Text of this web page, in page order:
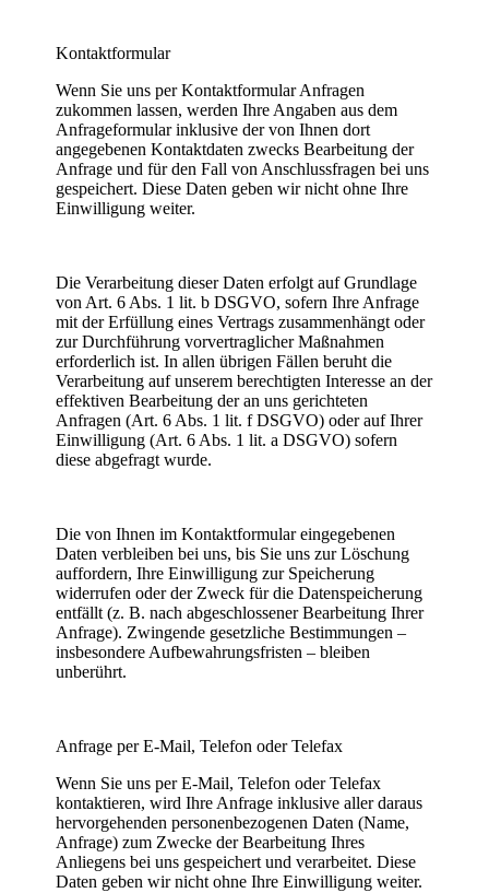
Kontaktformular
Wenn Sie uns per Kontaktformular Anfragen
zukommen lassen, werden Ihre Angaben aus dem
Anfrageformular inklusive der von Ihnen dort
angegebenen Kontaktdaten zwecks Bearbeitung der
Anfrage und für den Fall von Anschlussfragen bei uns
gespeichert. Diese Daten geben wir nicht ohne Ihre
Einwilligung weiter.
Die Verarbeitung dieser Daten erfolgt auf Grundlage
von Art. 6 Abs. 1 lit. b DSGVO, sofern Ihre Anfrage
mit der Erfüllung eines Vertrags zusammenhängt oder
zur Durchführung vorvertraglicher Maßnahmen
erforderlich ist. In allen übrigen Fällen beruht die
Verarbeitung auf unserem berechtigten Interesse an der
effektiven Bearbeitung der an uns gerichteten
Anfragen (Art. 6 Abs. 1 lit. f DSGVO) oder auf Ihrer
Einwilligung (Art. 6 Abs. 1 lit. a DSGVO) sofern
diese abgefragt wurde.
Die von Ihnen im Kontaktformular eingegebenen
Daten verbleiben bei uns, bis Sie uns zur Löschung
auffordern, Ihre Einwilligung zur Speicherung
widerrufen oder der Zweck für die Datenspeicherung
entfällt (z. B. nach abgeschlossener Bearbeitung Ihrer
Anfrage). Zwingende gesetzliche Bestimmungen –
insbesondere Aufbewahrungsfristen – bleiben
unberührt.
Anfrage per E-Mail, Telefon oder Telefax
Wenn Sie uns per E-Mail, Telefon oder Telefax
kontaktieren, wird Ihre Anfrage inklusive aller daraus
hervorgehenden personenbezogenen Daten (Name,
Anfrage) zum Zwecke der Bearbeitung Ihres
Anliegens bei uns gespeichert und verarbeitet. Diese
Daten geben wir nicht ohne Ihre Einwilligung weiter.